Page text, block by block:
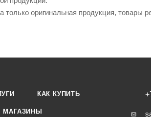
только оригинальная продукция, товары
КАК КУПИТЬ
МАГАЗИНЫ